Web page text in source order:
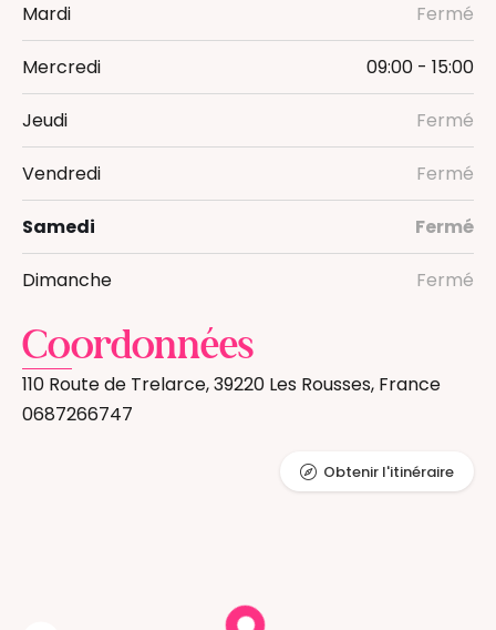
Mardi Fermé
Mercredi 09:00 - 15:00
Jeudi Fermé
Vendredi Fermé
Samedi Fermé
Dimanche Fermé
Coordonnées
110 Route de Trelarce, 39220 Les Rousses, France
0687266747
Obtenir l'itinéraire